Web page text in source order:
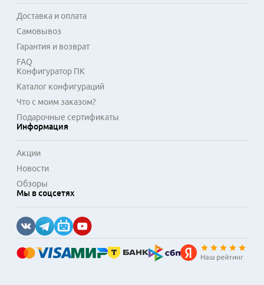
Доставка и оплата
Самовывоз
Гарантия и возврат
FAQ
Конфигуратор ПК
Каталог конфигураций
Что с моим заказом?
Подарочные сертификаты
Информация
Акции
Новости
Обзоры
Мы в соцсетях